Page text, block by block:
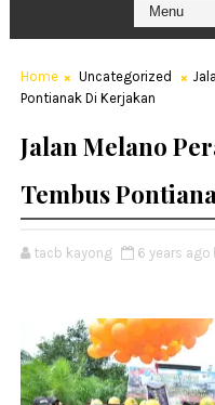
Home Uncategorized
Pontianak Di Kerjakan
Jalan Melano
Tembus
tacb kayong 6 years ago